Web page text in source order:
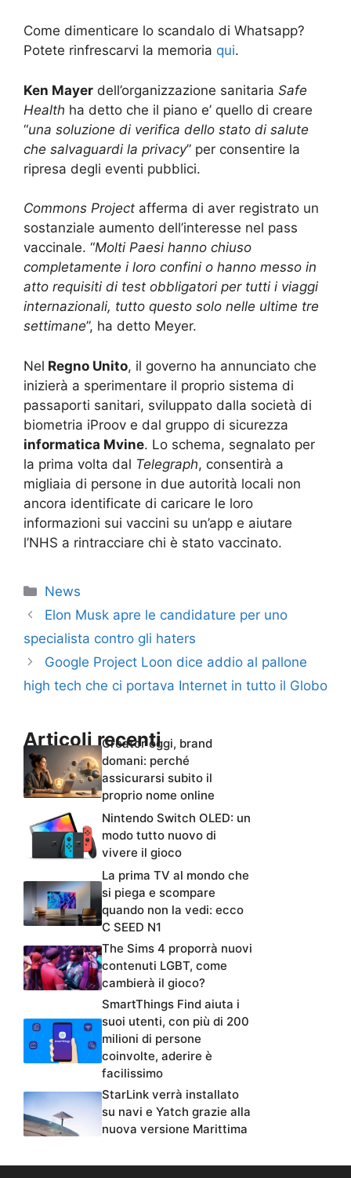
Come dimenticare lo scandalo di Whatsapp?
Potete rinfrescarvi la memoria qui.
Ken Mayer dell’organizzazione sanitaria Safe
Health ha detto che il piano e’ quello di creare
“una soluzione di verifica dello stato di salute
che salvaguardi la privacy” per consentire la
ripresa degli eventi pubblici.
Commons Project afferma di aver registrato un
sostanziale aumento dell’interesse nel pass
vaccinale. “Molti Paesi hanno chiuso
completamente i loro confini o hanno messo in
atto requisiti di test obbligatori per tutti i viaggi
internazionali, tutto questo solo nelle ultime tre
settimane”, ha detto Meyer.
Nel Regno Unito, il governo ha annunciato che
inizierà a sperimentare il proprio sistema di
passaporti sanitari, sviluppato dalla società di
biometria iProov e dal gruppo di sicurezza
informatica Mvine. Lo schema, segnalato per
la prima volta dal Telegraph, consentirà a
migliaia di persone in due autorità locali non
ancora identificate di caricare le loro
informazioni sui vaccini su un’app e aiutare
l’NHS a rintracciare chi è stato vaccinato.
Categorie
News
Elon Musk apre le candidature per uno
specialista contro gli haters
Google Project Loon dice addio al pallone
high tech che ci portava Internet in tutto il Globo
Articoli recenti
Creator oggi, brand
domani: perché
assicurarsi subito il
proprio nome online
Nintendo Switch OLED: un
modo tutto nuovo di
vivere il gioco
La prima TV al mondo che
si piega e scompare
quando non la vedi: ecco
C SEED N1
The Sims 4 proporrà nuovi
contenuti LGBT, come
cambierà il gioco?
SmartThings Find aiuta i
suoi utenti, con più di 200
milioni di persone
coinvolte, aderire è
facilissimo
StarLink verrà installato
su navi e Yatch grazie alla
nuova versione Marittima